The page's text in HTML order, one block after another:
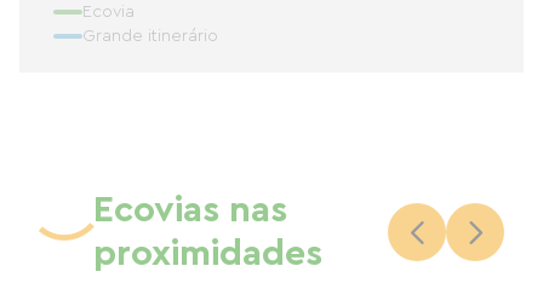
Ecovia
Grande itinerário
Ecovias nas
proximidades